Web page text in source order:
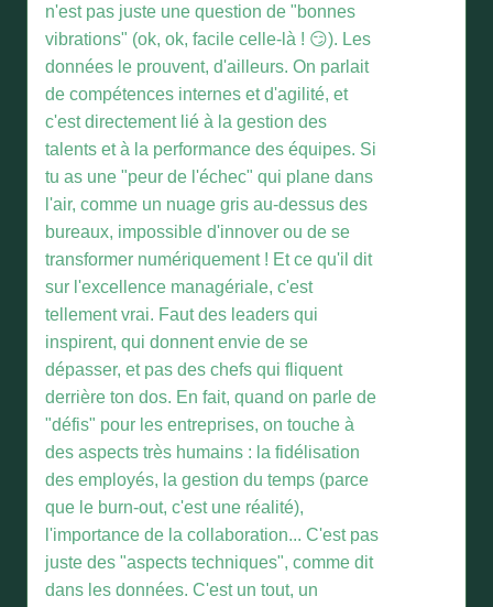
n'est pas juste une question de "bonnes
vibrations" (ok, ok, facile celle-là ! 😏). Les
données le prouvent, d'ailleurs. On parlait
de compétences internes et d'agilité, et
c'est directement lié à la gestion des
talents et à la performance des équipes. Si
tu as une "peur de l'échec" qui plane dans
l'air, comme un nuage gris au-dessus des
bureaux, impossible d'innover ou de se
transformer numériquement ! Et ce qu'il dit
sur l'excellence managériale, c'est
tellement vrai. Faut des leaders qui
inspirent, qui donnent envie de se
dépasser, et pas des chefs qui fliquent
derrière ton dos. En fait, quand on parle de
"défis" pour les entreprises, on touche à
des aspects très humains : la fidélisation
des employés, la gestion du temps (parce
que le burn-out, c'est une réalité),
l'importance de la collaboration... C'est pas
juste des "aspects techniques", comme dit
dans les données. C'est un tout, un